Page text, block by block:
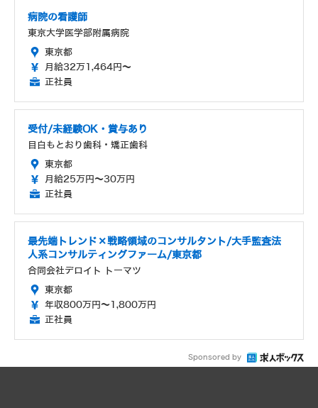
病院の看護師
東京大学医学部附属病院
東京都
月給32万1,464円～
正社員
受付/未経験OK・賞与あり
目白もとおり歯科・矯正歯科
東京都
月給25万円～30万円
正社員
最先端トレンド×戦略領域のコンサルタント/大手監査法
人系コンサルティングファーム/東京都
合同会社デロイト トーマツ
東京都
年収800万円～1,800万円
正社員
Sponsored by